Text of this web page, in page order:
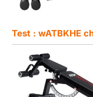
Test : wATBKHE